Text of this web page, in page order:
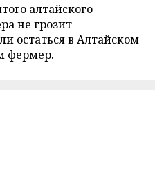
алтайского
не грозит
остаться в Алтайском
фермер.